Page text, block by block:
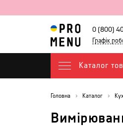
0 (800)
Графік
Каталог
Головна Каталог